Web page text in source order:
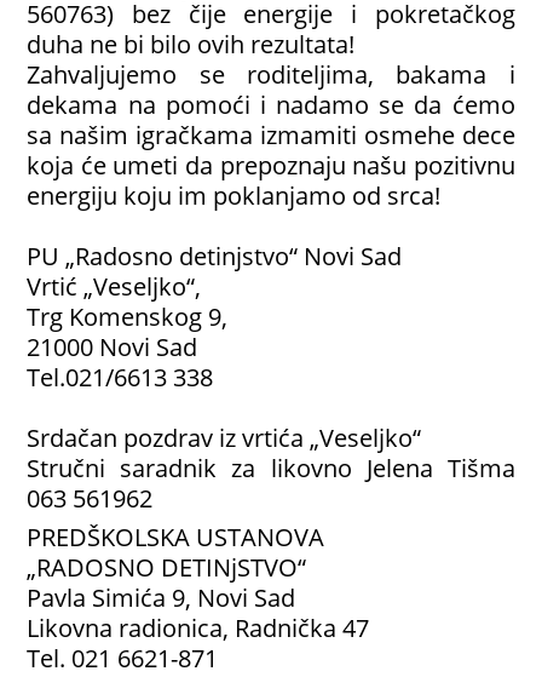
560763) bez čije energije i pokretačkog
duha ne bi bilo ovih rezultata!
Zahvaljujemo se roditeljima, bakama i
dekama na pomoći i nadamo se da ćemo
sa našim igračkama izmamiti osmehe dece
koja će umeti da prepoznaju našu pozitivnu
energiju koju im poklanjamo od srca!
PU „Radosno detinjstvo“ Novi Sad
Vrtić „Veseljko“,
Trg Komenskog 9,
21000 Novi Sad
Tel.021/6613 338
Srdačan pozdrav iz vrtića „Veseljko“
Stručni saradnik za likovno Jelena Tišma
063 561962
PREDŠKOLSKA USTANOVA
„RADOSNO DETINjSTVO“
Pavla Simića 9, Novi Sad
Likovna radionica, Radnička 47
Tel. 021 6621-871